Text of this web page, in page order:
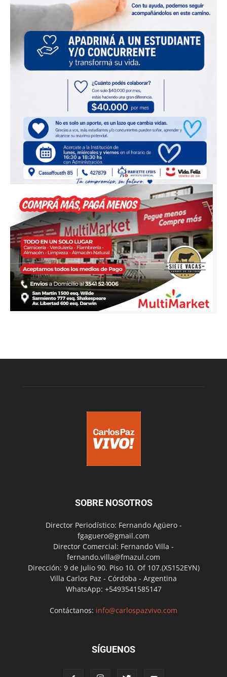
SOBRE NOSOTROS
Director Periodístico: Fernando Agüero -
fgaguero@gmail.com
Director Comercial: Fernando Villa -
fernando.villa@fmazul.com
Dirección: 9 de Julio 90. Piso 10. Of 107.(X5152EYN)
Villa Carlos Paz - Córdoba - Argentina
WhatsApp: +5493541585147
Contáctanos: info@carlospazvivo.com
SÍGUENOS